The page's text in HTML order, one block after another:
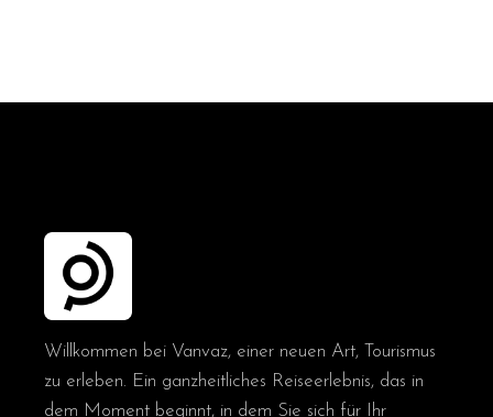
Willkommen bei Vanvaz, einer neuen Art, Tourismus
zu erleben. Ein ganzheitliches Reiseerlebnis, das in
dem Moment beginnt, in dem Sie sich für Ihr